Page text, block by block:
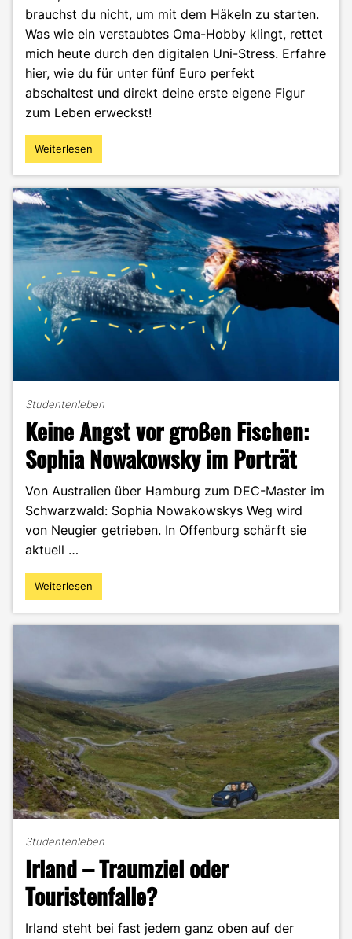
brauchst du nicht, um mit dem Häkeln zu starten.
Was wie ein verstaubtes Oma-Hobby klingt, rettet
mich heute durch den digitalen Uni-Stress. Erfahre
hier, wie du für unter fünf Euro perfekt
abschaltest und direkt deine erste eigene Figur
zum Leben erweckst!
"Häkeln:
Mein
gegen
Uni-
Stress"
Weiterlesen
Studentenleben
Keine Angst vor großen Fischen:
Sophia Nowakowsky im Porträt
Von Australien über Hamburg zum DEC-Master im
Schwarzwald: Sophia Nowakowskys Weg wird
von Neugier getrieben. In Offenburg schärft sie
aktuell …
"Keine
Angst
Nowakowsky
Porträt"
Weiterlesen
Studentenleben
Irland – Traumziel oder
Touristenfalle?
Irland steht bei fast jedem ganz oben auf der